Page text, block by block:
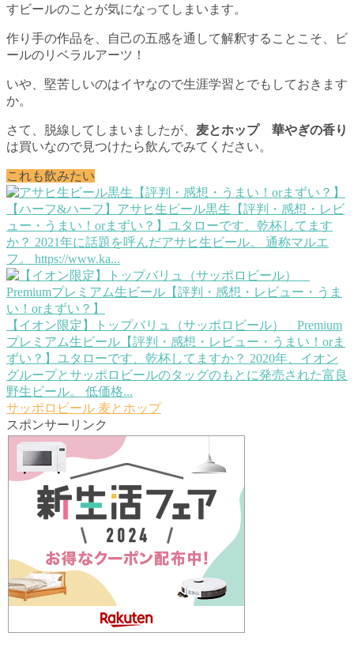
すビールのことが気になってしまいます。
作り手の作品を、自己の五感を通して解釈することこそ、ビ
ールのリベラルアーツ！
いや、堅苦しいのはイヤなので生涯学習とでもしておきます
か。
さて、脱線してしまいましたが、 麦とホップ 華やぎの香り
は買いなので見つけたら飲んでみてください。
これも飲みたい
【ハーフ&ハーフ】アサヒ生ビール黒生【評判・感想・レビ
ュー・うまい！orまずい？】 ユタローです、乾杯してます
か？ 2021年に話題を呼んだアサヒ生ビール。 通称マルエ
フ。 https://www.ka...
【イオン限定】トップバリュ（サッポロビール） Premium
プレミアム生ビール【評判・感想・レビュー・うまい！orま
ずい？】 ユタローです、乾杯してますか？ 2020年、イオン
グループとサッポロビールのタッグのもとに発売された富良
野生ビール。 低価格...
サッポロビール 麦とホップ
スポンサーリンク